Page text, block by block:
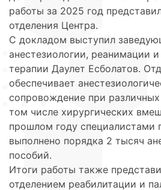
работы за 2025 год
отделения Центра.
С докладом выступил
анестезиологии, реанимации
терапии Даулет Есболатов.
обеспечивает
сопровождение при
том числе хирургических
прошлом году специалистами
выполнено порядка 2 тысяч
пособий.
Итоги работы также
отделением реабилитации и